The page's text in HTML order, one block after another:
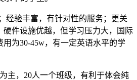
经验丰富，有针对性的服务；更关
硬件设施优越，但学习压力大，国际
为30-45w，有一定英语水平的学
主，20人一个班级，有利于体会纯